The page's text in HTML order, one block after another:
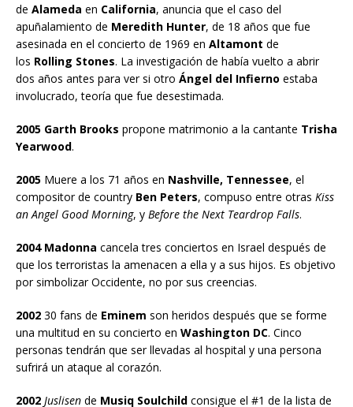
de Alameda en California, anuncia que el caso del
apuñalamiento de Meredith Hunter, de 18 años que fue
asesinada en el concierto de 1969 en Altamont de
los Rolling Stones. La investigación de había vuelto a abrir
dos años antes para ver si otro Ángel del Infierno estaba
involucrado, teoría que fue desestimada.
2005 Garth Brooks propone matrimonio a la cantante Trisha
Yearwood.
2005 Muere a los 71 años en Nashville, Tennessee, el
compositor de country Ben Peters, compuso entre otras Kiss
an Angel Good Morning, y Before the Next Teardrop Falls.
2004 Madonna cancela tres conciertos en Israel después de
que los terroristas la amenacen a ella y a sus hijos. Es objetivo
por simbolizar Occidente, no por sus creencias.
2002 30 fans de Eminem son heridos después que se forme
una multitud en su concierto en Washington DC. Cinco
personas tendrán que ser llevadas al hospital y una persona
sufrirá un ataque al corazón.
2002 Juslisen de Musiq Soulchild consigue el #1 de la lista de